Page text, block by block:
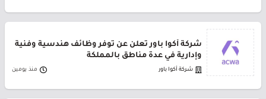
شركة أكوا باور تعلن عن توفر وظائف هندسية وفنية
وإدارية في عدة مناطق بالمملكة
شركة أكوا باور منذ يومين